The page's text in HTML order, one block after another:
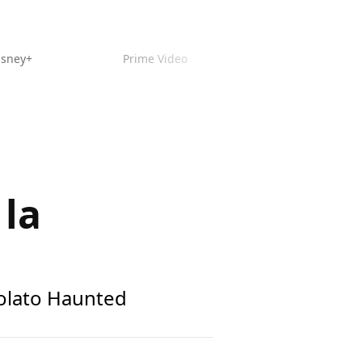
Prime Video
Haunted